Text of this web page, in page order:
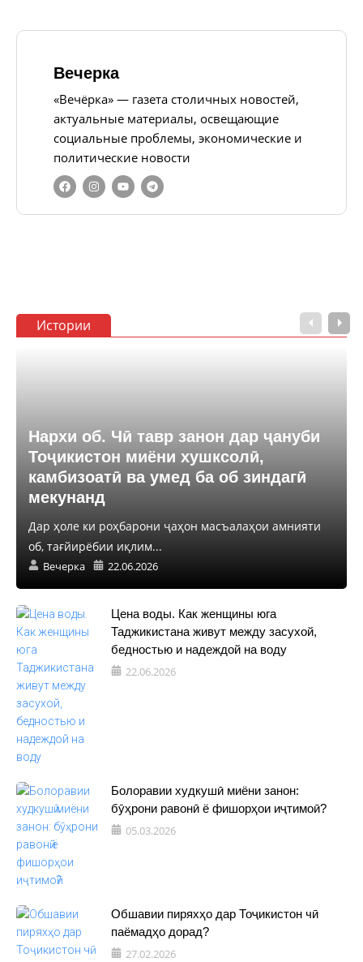
Вечерка
«Вечёрка» — газета столичных новостей,
актуальные материалы, освещающие
социальные проблемы, экономические и
политические новости
Истории
Нархи об. Чӣ тавр занон дар ҷануби
Тоҷикистон миёни хушксолӣ,
камбизоатӣ ва умед ба об зиндагӣ
мекунанд
Дар ҳоле ки роҳбарони ҷаҳон масъалаҳои амнияти
об, тағйирёбии иқлим...
Вечерка 22.06.2026
Цена воды. Как женщины юга
Таджикистана живут между засухой,
бедностью и надеждой на воду
22.06.2026
Болоравии худкушӣ миёни занон:
бӯҳрони равонӣ ё фишорҳои иҷтимоӣ?
05.03.2026
Обшавии пиряхҳо дар Тоҷикистон чӣ
паёмадҳо дорад?
27.02.2026